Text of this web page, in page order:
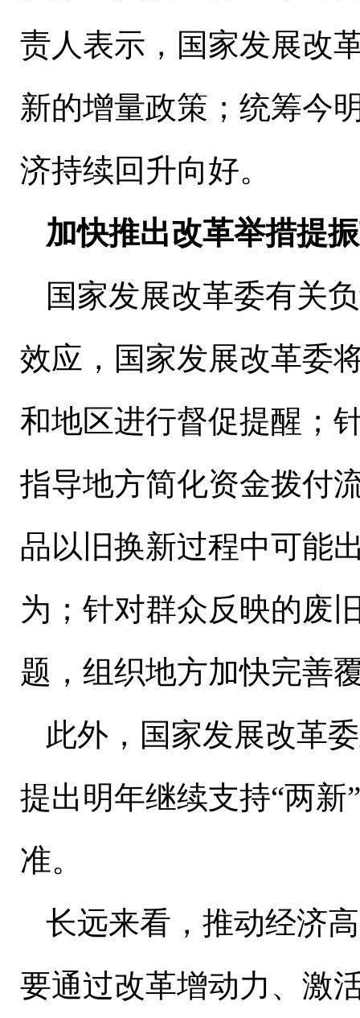
责人表示，国家发展改
新的增量政策；统筹今
济持续回升向好。
加快推出改革举措提
国家发展改革委有关
效应，国家发展改革委
和地区进行督促提醒；
指导地方简化资金拨付
品以旧换新过程中可能
为；针对群众反映的废
题，组织地方加快完善
此外，国家发展改革
提出明年继续支持“两
准。
长远来看，推动经济
要通过改革增动力、激